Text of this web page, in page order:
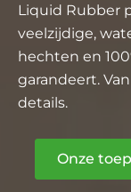
Liquid Rubber
veelzijdige,
hechten en
garandeert.
details.
Onze